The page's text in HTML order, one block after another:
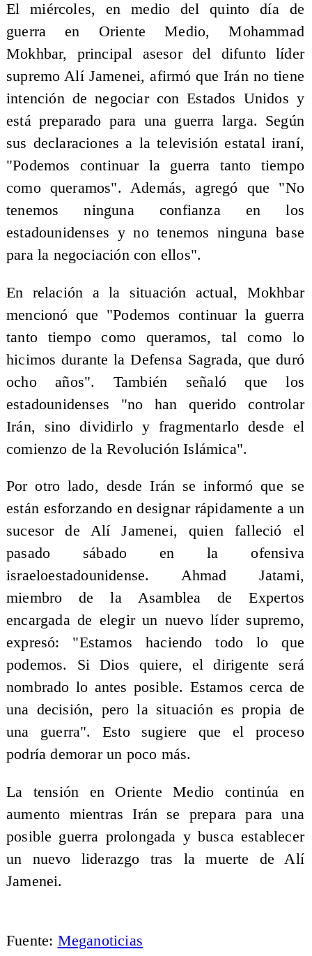
El miércoles, en medio del quinto día de
guerra en Oriente Medio, Mohammad
Mokhbar, principal asesor del difunto líder
supremo Alí Jamenei, afirmó que Irán no tiene
intención de negociar con Estados Unidos y
está preparado para una guerra larga. Según
sus declaraciones a la televisión estatal iraní,
"Podemos continuar la guerra tanto tiempo
como queramos". Además, agregó que "No
tenemos ninguna confianza en los
estadounidenses y no tenemos ninguna base
para la negociación con ellos".
En relación a la situación actual, Mokhbar
mencionó que "Podemos continuar la guerra
tanto tiempo como queramos, tal como lo
hicimos durante la Defensa Sagrada, que duró
ocho años". También señaló que los
estadounidenses "no han querido controlar
Irán, sino dividirlo y fragmentarlo desde el
comienzo de la Revolución Islámica".
Por otro lado, desde Irán se informó que se
están esforzando en designar rápidamente a un
sucesor de Alí Jamenei, quien falleció el
pasado sábado en la ofensiva
israeloestadounidense. Ahmad Jatami,
miembro de la Asamblea de Expertos
encargada de elegir un nuevo líder supremo,
expresó: "Estamos haciendo todo lo que
podemos. Si Dios quiere, el dirigente será
nombrado lo antes posible. Estamos cerca de
una decisión, pero la situación es propia de
una guerra". Esto sugiere que el proceso
podría demorar un poco más.
La tensión en Oriente Medio continúa en
aumento mientras Irán se prepara para una
posible guerra prolongada y busca establecer
un nuevo liderazgo tras la muerte de Alí
Jamenei.
Fuente: Meganoticias